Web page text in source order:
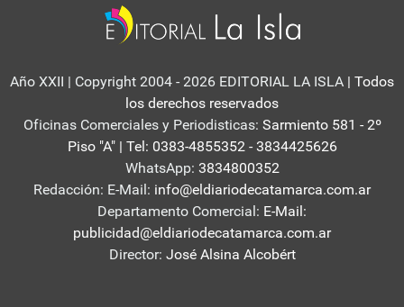
Año XXII | Copyright 2004 - 2026 EDITORIAL LA ISLA | Todos
los derechos reservados
Oficinas Comerciales y Periodisticas: Sarmiento 581 - 2º
Piso "A" | Tel: 0383-4855352 - 3834425626
WhatsApp: 3834800352
Redacción: E-Mail: info@eldiariodecatamarca.com.ar
Departamento Comercial: E-Mail:
publicidad@eldiariodecatamarca.com.ar
Director: José Alsina Alcobért